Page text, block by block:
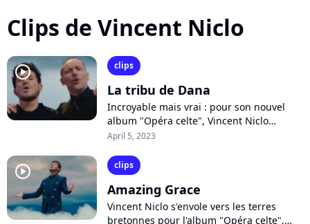
Clips de Vincent Niclo
player2 clips
La tribu de Dana
Incroyable mais vrai : pour son nouvel
album "Opéra celte", Vincent Niclo
reprend le tube mythique "La tribu de
April 5, 2023
player2 clips
Amazing Grace
Vincent Niclo s'envole vers les terres
bretonnes pour l'album "Opéra celte",